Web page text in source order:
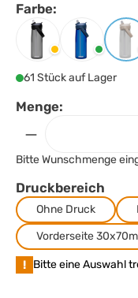
Farbe:
Farbe auswählen
Charcoal Royalblau
61 Stück auf Lager
Menge:
Bitte Wunschmenge
Druckbereich
Ohne Druck
Vorderseite
! Bitte eine Auswahl